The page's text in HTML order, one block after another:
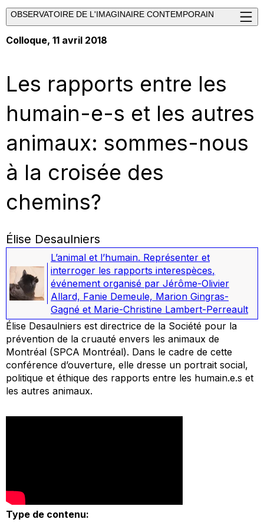
OBSERVATOIRE DE L'IMAGINAIRE CONTEMPORAIN
Colloque, 11 avril 2018
Les rapports entre les
humain-e-s et les autres
animaux: sommes-nous
à la croisée des
chemins?
Élise Desaulniers
L’animal et l’humain. Représenter et
interroger les rapports interespèces,
événement organisé par Jérôme-Olivier
Allard, Fanie Demeule, Marion Gingras-
Gagné et Marie-Christine Lambert-Perreault
Élise Desaulniers est directrice de la Société pour la
prévention de la cruauté envers les animaux de
Montréal (SPCA Montréal). Dans le cadre de cette
conférence d’ouverture, elle dresse un portrait social,
politique et éthique des rapports entre les humain.e.s et
les autres animaux.
Type de contenu: